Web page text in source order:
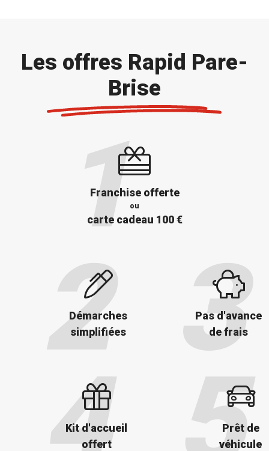
Les offres Rapid Pare-
Brise
Franchise offerte
ou
carte cadeau 100 €
Démarches
simplifiées
Pas d'avance
de frais
Kit d'accueil
offert
Prêt de
véhicule